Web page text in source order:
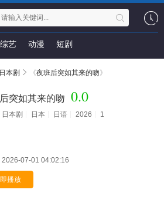
综艺 动漫 短剧
日本剧 《夜班后突如其来的吻》
突如其来的吻 0.0
日本剧 日本 日语 2026
1
2026-07-01 04:02:16
播放